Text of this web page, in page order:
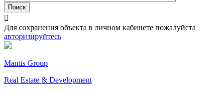

Для сохранения объекта в личном кабинете пожалуйста
авторизируйтесь
Mantis Group
Real Estate & Development